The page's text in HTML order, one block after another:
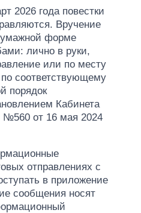
2026 года повестки
Вручение
форме
лично в руки,
или по месту
соответствующему
порядок
Кабинета
№560 от 16 мая 2024
отправлениях с
в приложение
сообщения носят